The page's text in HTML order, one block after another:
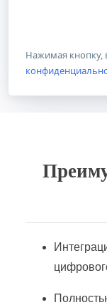
Нажимая кнопку,